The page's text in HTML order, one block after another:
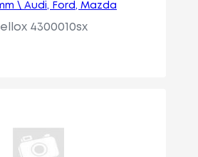
\ Audi, Ford, Mazda
4300010sx